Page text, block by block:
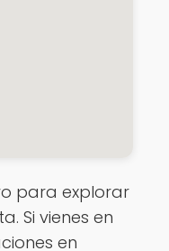
para explorar
Si vienes en
en